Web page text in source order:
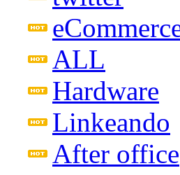
ALL
Hardware
Linkeando
After office